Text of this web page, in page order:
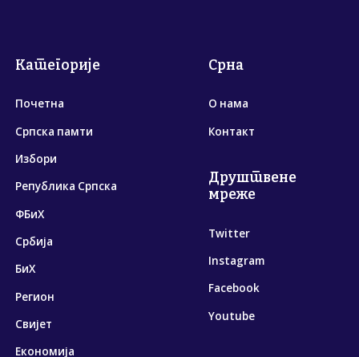
Категорије
Почетна
Српска памти
Избори
Република Српска
ФБиХ
Србија
БиХ
Регион
Свијет
Економија
Срна
О нама
Контакт
Друштвене
мреже
Twitter
Instagram
Facebook
Youtube